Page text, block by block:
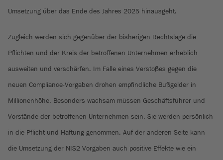
Umsetzung über das Ende des Jahres 2025 hinausgeht.
Zugleich werden sich gegenüber der bisherigen Rechtslage die
Pflichten und der Kreis der betroffenen Unternehmen erheblich
ausweiten und verschärfen. Im Falle eines Verstoßes gegen die
neuen Compliance-Vorgaben drohen empfindliche Bußgelder in
Millionenhöhe. Besonders wachsam müssen Geschäftsführer und
Vorstände der betroffenen Unternehmen sein. Sie werden persönlich
in die Pflicht und Haftung genommen. Auf der anderen Seite kann
die Umsetzung der NIS2 Vorgaben auch positive Effekte wie ein